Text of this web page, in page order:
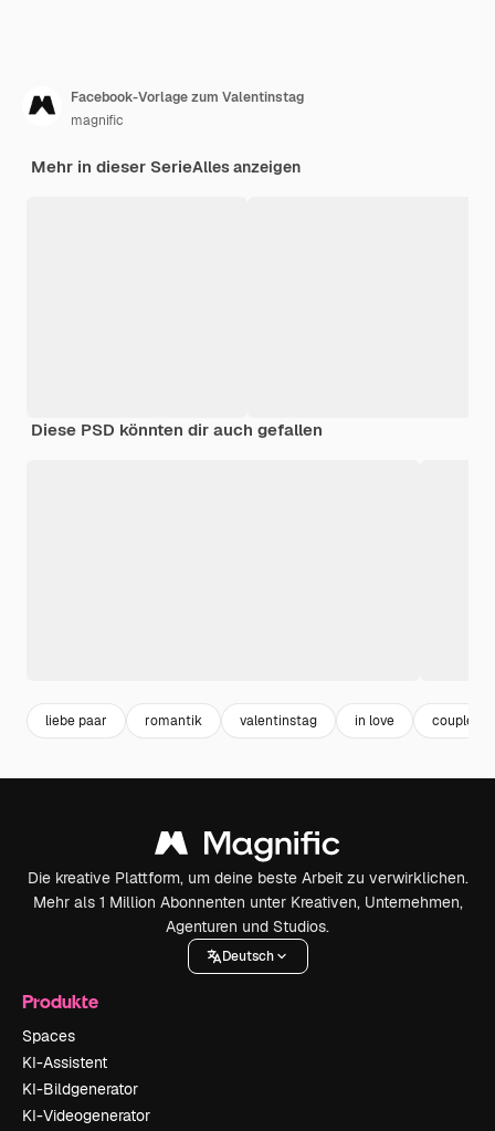
Facebook-Vorlage zum Valentinstag
magnific
Mehr in dieser SerieAlles anzeigen
Diese PSD könnten dir auch gefallen
liebe paar romantik valentinstag in love couple
Die kreative Plattform, um deine beste Arbeit zu verwirklichen.
Mehr als 1 Million Abonnenten unter Kreativen, Unternehmen,
Agenturen und Studios.
Deutsch
Produkte
Spaces
KI-Assistent
KI-Bildgenerator
KI-Videogenerator